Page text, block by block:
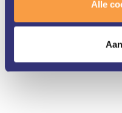
Alle
laserbehandelingen. Ons
werkt nauw samen met de
garant voor een zeer